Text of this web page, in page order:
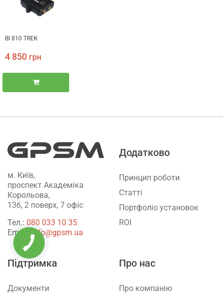
BI 810 TREK
4 850 грн
м. Київ,
проспект Академіка
Корольова,
13б, 2 поверх, 7 офіс
Тел.: ‎080 033 10 35
Email:info@gpsm.ua
Додатково
Принцип роботи
Статті
Портфоліо установок
ROI
Підтримка
Документи
Про нас
Про компанію